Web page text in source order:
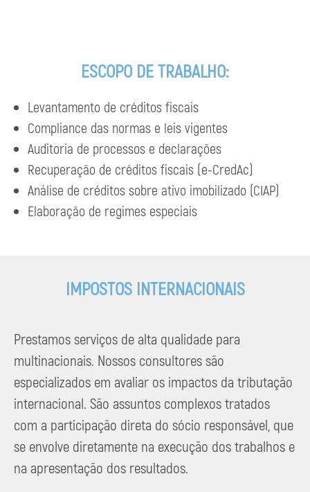
ESCOPO DE TRABALHO:
Levantamento de créditos fiscais
Compliance das normas e leis vigentes
Auditoria de processos e declarações
Recuperação de créditos fiscais (e-CredAc)
Análise de créditos sobre ativo imobilizado (CIAP)
Elaboração de regimes especiais
IMPOSTOS INTERNACIONAIS
Prestamos serviços de alta qualidade para
multinacionais. Nossos consultores são
especializados em avaliar os impactos da tributação
internacional. São assuntos complexos tratados
com a participação direta do sócio responsável, que
se envolve diretamente na execução dos trabalhos e
na apresentação dos resultados.